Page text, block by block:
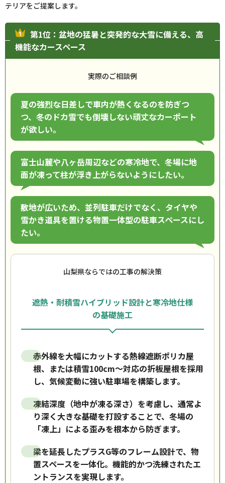
テリアをご提案します。
第1位：盆地の猛暑と突発的な大雪に備える、高
機能なカースペース
実際のご相談例
夏の強烈な日差しで車内が熱くなるのを防ぎつ
つ、冬のドカ雪でも倒壊しない頑丈なカーポート
が欲しい。
富士山麓や八ヶ岳周辺などの寒冷地で、冬場に地
面が凍って柱が浮き上がらないようにしたい。
敷地が広いため、並列駐車だけでなく、タイヤや
雪かき道具を置ける物置一体型の駐車スペースにし
たい。
山梨県ならではの工事の解決策
遮熱・耐積雪ハイブリッド設計と寒冷地仕様
の基礎施工
赤外線を大幅にカットする熱線遮断ポリカ屋
根、または積雪100cm〜対応の折板屋根を採用
し、気候変動に強い駐車場を構築します。
凍結深度（地中が凍る深さ）を考慮し、通常よ
り深く大きな基礎を打設することで、冬場の
「凍上」による歪みを根本から防ぎます。
梁を延長したプラスG等のフレーム設計で、物
置スペースを一体化。機能的かつ洗練されたエ
ントランスを実現します。